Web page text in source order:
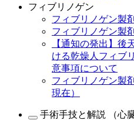
フィブリノゲン
フィブリノゲン製
フィブリノゲン製
【通知の発出】後
ける乾燥人フィブ
意事項について
フィブリノゲン製
現在）
手術手技と解説 （心臓